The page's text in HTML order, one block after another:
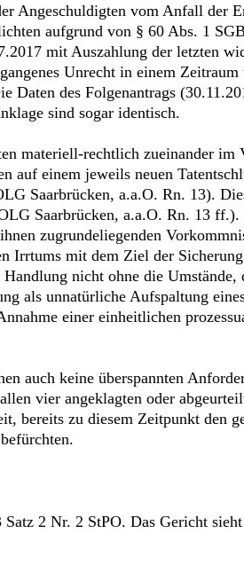
Angeschuldigten vom Anfall der
aufgrund von § 60 Abs. 1
mit Auszahlung der letzten
Unrecht in einem
Daten des Folgenantrags
sind sogar identisch.
materiell-rechtlich zueinander
auf einem jeweils neuen
Saarbrücken, a.a.O. Rn. 13).
Saarbrücken, a.a.O. Rn. 13
zugrundeliegenden
Irrtums mit dem Ziel der
nicht ohne die
als unnatürliche Aufspaltung
einer einheitlichen
auch keine überspannten
vier angeklagten oder
bereits zu diesem Zeitpunkt den
2 Nr. 2 StPO. Das Gericht